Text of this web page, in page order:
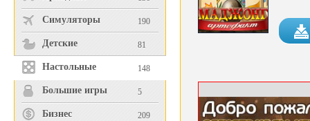
Симуляторы 190
Детские 81
Настольные 148
Большие игры 5
Бизнес 209